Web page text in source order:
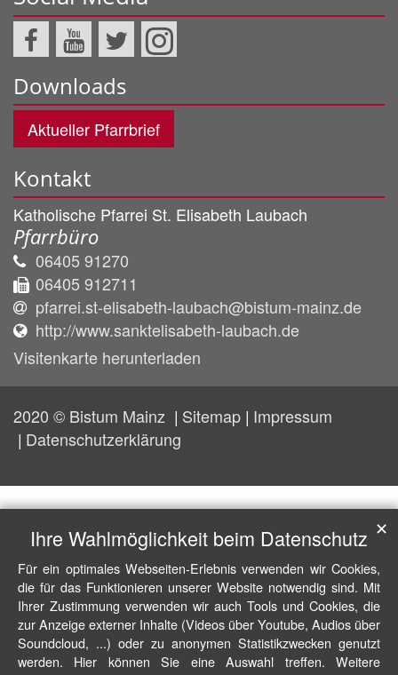
Downloads
Aktueller Pfarrbrief
Kontakt
Katholische Pfarrei St. Elisabeth Laubach
Pfarrbüro
06405 91270
06405 912711
pfarrei.st-elisabeth-laubach@bistum-mainz.de
http://www.sanktelisabeth-laubach.de
Visitenkarte herunterladen
2020 © Bistum Mainz Sitemap Impressum
Datenschutzerklärung
Ihre Wahlmöglichkeit beim Datenschutz
Für ein optimales Webseiten-Erlebnis verwenden wir Cookies,
die für das Funktionieren unserer Website notwendig sind. Mit
Ihrer Zustimmung verwenden wir auch Tools und Cookies, die
zur Anzeige externer Inhalte (Videos über Youtube, Audios über
Soundcloud, ...) oder zu anonymen Statistikzwecken genutzt
werden. Hier können Sie eine Auswahl treffen. Weitere
✕